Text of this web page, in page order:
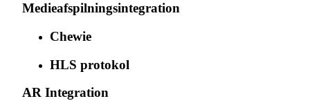
Medieafspilningsintegration
Chewie
HLS protokol
AR Integration